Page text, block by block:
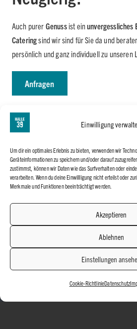
Einwilligung
Um dir ein optimales Erlebnis zu bieten, verwenden wir
Geräteinformationen zu speichern und/oder darauf
zustimmst, können wir Daten wie das Surfverhalten oder
verarbeiten. Wenn du deine Einwillligung nicht erteilst oder
Merkmale und Funktionen beeinträchtigt werden.
Akzeptieren
Ablehnen
Einstellungen
Cookie-RichtlinieDatenschutz
Auch purer Genuss ist einunvergessliches
Cateringsind wir sind für Sie da und
persönlich und ganz individuell zu unseren
Anfragen